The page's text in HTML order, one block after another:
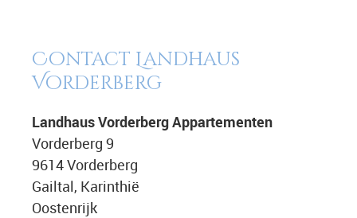
Contact Landhaus
Vorderberg
Landhaus Vorderberg Appartementen
Vorderberg 9
9614 Vorderberg
Gailtal, Karinthië
Oostenrijk